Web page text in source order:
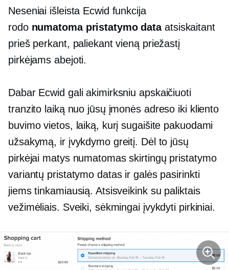
Neseniai išleista Ecwid funkcija
rodo numatoma pristatymo dataatsiskaitant
prieš perkant, paliekant vieną priežastį
pirkėjams abejoti.
Dabar Ecwid gali akimirksniu apskaičiuoti
tranzito laiką nuo jūsų įmonės adreso iki kliento
buvimo vietos, laiką, kurį sugaišite pakuodami
užsakymą, ir įvykdymo greitį. Dėl to jūsų
pirkėjai matys numatomas skirtingų pristatymo
variantų pristatymo datas ir galės pasirinkti
jiems tinkamiausią. Atsisveikink su paliktais
vežimėliais. Sveiki, sėkmingai įvykdyti pirkiniai.